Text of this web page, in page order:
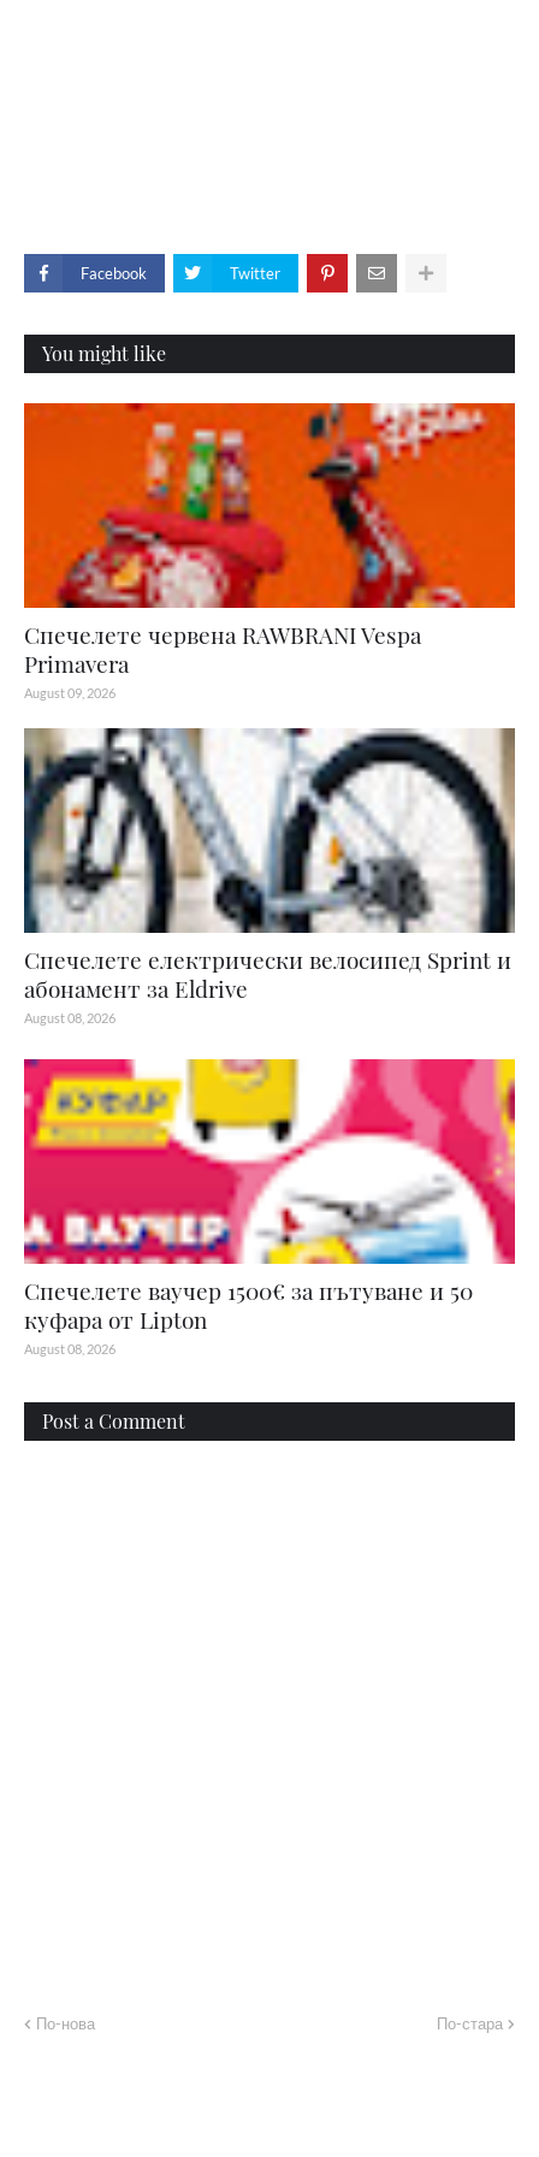
Facebook Twitter
You might like
Спечелете червена RAWBRANI Vespa
Primavera
August 09, 2026
Спечелете електрически велосипед Sprint и
абонамент за Eldrive
August 08, 2026
Спечелете ваучер 1500€ за пътуване и 50
куфара от Lipton
August 08, 2026
Post a Comment
По-нова По-стара